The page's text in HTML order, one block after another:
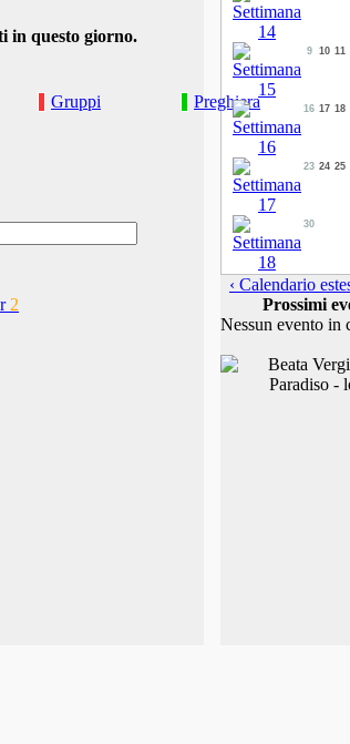
in questo giorno.
Gruppi
Preghiera
2
9 10 11
16 17 18
23 24 25
30
‹ Calendario
Prossimi
Nessun evento in